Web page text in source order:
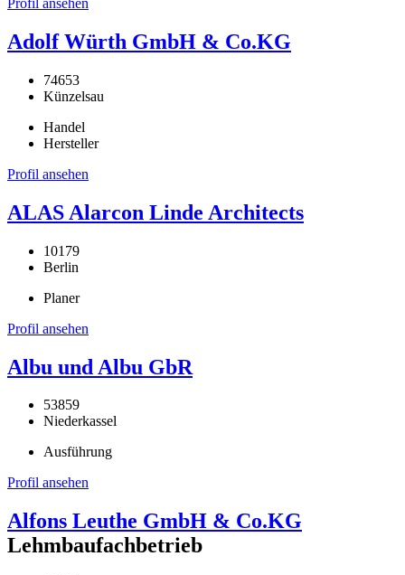
Profil ansehen
Adolf Würth GmbH & Co.KG
74653
Künzelsau
Handel
Hersteller
Profil ansehen
ALAS Alarcon Linde Architects
10179
Berlin
Planer
Profil ansehen
Albu und Albu GbR
53859
Niederkassel
Ausführung
Profil ansehen
Alfons Leuthe GmbH & Co.KG
Lehmbaufachbetrieb